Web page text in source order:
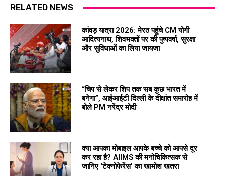
RELATED NEWS
कांवड़ यात्रा 2026: मेरठ पहुंचे CM योगी
आदित्यनाथ, शिवभक्तों पर की पुष्पवर्षा, सुरक्षा
और सुविधाओं का लिया जायजा
“चिप से लेकर शिप तक सब कुछ भारत में
बनेगा”, आईआईटी दिल्ली के दीक्षांत समारोह में
बोले PM नरेंद्र मोदी
क्या आपका मोबाइल आपके बच्चे को आपसे दूर
कर रहा है? AIIMS की मनोचिकित्सक से
जानिए ‘टेक्नोफेरेंस’ का खामोश खतरा